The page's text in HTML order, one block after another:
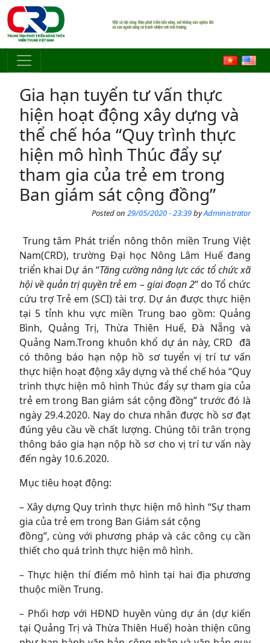
Skip to main content
Gia hạn tuyển tư vấn thực
hiện hoạt động xây dựng và
thể chế hóa “Quy trình thực
hiện mô hình Thúc đẩy sự
tham gia của trẻ em trong
Ban giám sát cộng đồng”
Posted on 29/05/2020 - 23:39byAdministrator
Trung tâm Phát triển nông thôn miền Trung Việt
Nam(CRD), trường Đại học Nông Lâm Huế đang
triển khai Dự án “Tăng cường năng lực các tổ chức xã
hội về quản trị quyền trẻ em – giai đoạn 2” do Tổ chức
cứu trợ Trẻ em (SCI) tài trợ. Dự án được thực hiện
tại 5 tỉnh khu vực miền Trung bao gồm: Quảng
Bình, Quảng Trị, Thừa Thiên Huế, Đà Nẵng và
Quảng Nam.Trong khuôn khổ dự án này, CRD đã
có thông báo hạn nộp hồ sơ tuyển vị trí tư vấn
thực hiện hoạt động xây dựng và thể chế hóa “Quy
trình thực hiện mô hình Thúc đẩy sự tham gia của
trẻ em trong Ban giám sát cộng đồng” trước đó là
ngày 29.4.2020. Nay do chưa nhân được hồ sơ đạt
đúng yêu cầu về chất lượng. Chúng tôi trân trọng
thông báo gia hạn nộp hồ sơ cho vị trí tư vấn này
đến ngày 10.6.2020.
Mục tiêu hoạt động:
– Xây dựng Quy trình thực hiện mô hình “Sự tham
gia của trẻ em trong Ban Giám sát cộng
đồng”, cùng với phương pháp và các công cụ cần
thiết cho quá trình thực hiện mô hình.
– Thực hiện thí điểm mô hình tại hai địa phương
thuộc miền Trung.
– Phối hơp với HĐND huyên vùng dự án (dự kiến
tại Quảng Trị và Thừa Thiên Huế) hoàn thiện cũng